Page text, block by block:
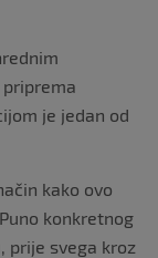
je jedan od
kako ovo
konkretnog
prije svega kroz